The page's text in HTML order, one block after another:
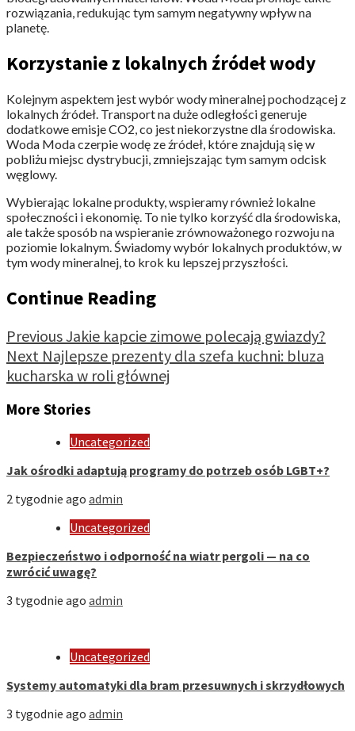
rozwiązania, redukując tym samym negatywny wpływ na
planetę.
Korzystanie z lokalnych źródeł wody
Kolejnym aspektem jest wybór wody mineralnej pochodzącej z
lokalnych źródeł. Transport na duże odległości generuje
dodatkowe emisje CO2, co jest niekorzystne dla środowiska.
Woda Moda czerpie wodę ze źródeł, które znajdują się w
pobliżu miejsc dystrybucji, zmniejszając tym samym odcisk
węglowy.
Wybierając lokalne produkty, wspieramy również lokalne
społeczności i ekonomię. To nie tylko korzyść dla środowiska,
ale także sposób na wspieranie zrównoważonego rozwoju na
poziomie lokalnym. Świadomy wybór lokalnych produktów, w
tym wody mineralnej, to krok ku lepszej przyszłości.
Continue Reading
PreviousJakie kapcie zimowe polecają gwiazdy?
Next Najlepsze prezenty dla szefa kuchni: bluza
kucharska w roli głównej
More Stories
Uncategorized
Jak ośrodki adaptują programy do potrzeb osób LGBT+?
2 tygodnie ago admin
Uncategorized
Bezpieczeństwo i odporność na wiatr pergoli — na co
zwrócić uwagę?
3 tygodnie ago admin
Uncategorized
Systemy automatyki dla bram przesuwnych i skrzydłowych
3 tygodnie ago admin